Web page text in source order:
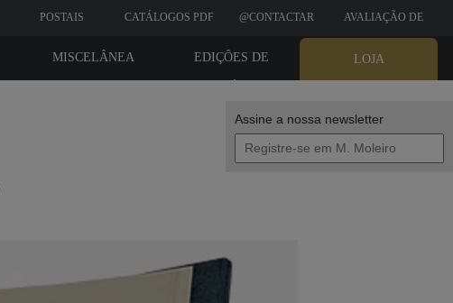
Assine a nossa newsletter
POSTAIS CATÁLOGOS PDF @CONTACTAR AVALIAÇÃO DE
LOJA
EDIÇÔES DE
MISCELÂNEA